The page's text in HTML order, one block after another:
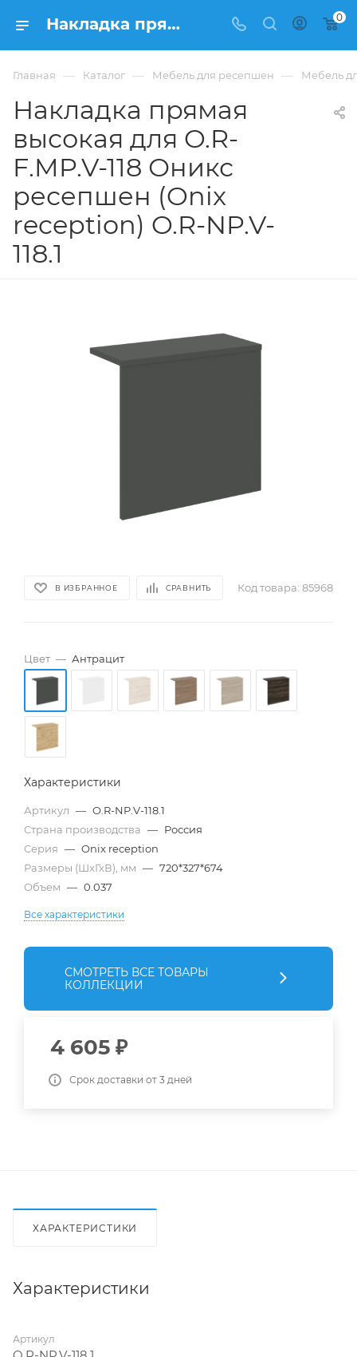
Накладка прямая высокая для O.R-F.MP.V-118 Оникс ресепшен (Onix reception) O.R-NP.V-118.1 из ЛДСП купить в Москве, цена 4 605 ₽. - интернет-магазин ФРАНКОМ 0
Главная — Каталог — Мебель для ресепшен — Мебель
Накладка прямая
высокая для O.R-
F.MP.V-118 Оникс
ресепшен (Onix
reception) O.R-NP.V-
118.1
В ИЗБРАННОЕ СРАВНИТЬ Код товара: 85968
Цвет — Антрацит
Характеристики
Артикул — O.R-NP.V-118.1
Страна производства — Россия
Серия — Onix reception
Размеры (ШхГхВ), мм — 720*327*674
Объем — 0.037
Все характеристики
СМОТРЕТЬ ВСЕ ТОВАРЫ
КОЛЛЕКЦИИ
4 605 ₽
Срок доставки от 3 дней
ХАРАКТЕРИСТИКИ
Характеристики
Артикул